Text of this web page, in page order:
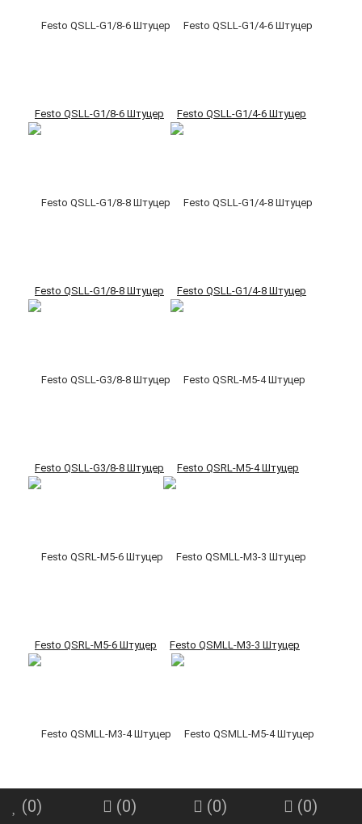
Festo QSLL-G1/8-6 Штуцер Festo QSLL-G1/4-6 Штуцер
Festo QSLL-G1/8-8 Штуцер Festo QSLL-G1/4-8 Штуцер
Festo QSLL-G3/8-8 Штуцер Festo QSRL-M5-4 Штуцер
Festo QSRL-M5-6 Штуцер Festo QSMLL-M3-3 Штуцер
(0) (0) (0) (0)